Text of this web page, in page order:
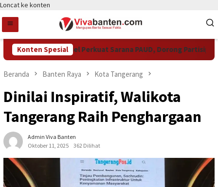
Loncat ke konten
Konten Spesial
Pemkot Tangsel Perkuat Sarana PAUD, Dorong Partisipasi
Beranda Banten Raya Kota Tangerang
Dinilai Inspiratif, Walikota
Tangerang Raih Penghargaan
Admin Viva Banten
Oktober 11, 2025
362 Dilihat